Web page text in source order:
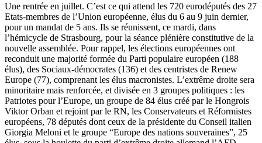
Une rentrée en juillet. C’est ce qui attend les 720 eurodéputés des 27
Etats-membres de l’Union européenne, élus du 6 au 9 juin dernier,
pour un mandat de 5 ans. Ils se réunissent, ce mardi, dans
l’hémicycle de Strasbourg, pour la séance plénière constitutive de la
nouvelle assemblée. Pour rappel, les élections européennes ont
reconduit une majorité formée du Parti populaire européen (188
élus), des Sociaux-démocrates (136) et des centristes de Renew
Europe (77), comprenant les élus macronistes. L’extrême droite sera
minoritaire mais renforcée, et divisée en 3 groupes politiques : les
Patriotes pour l’Europe, un groupe de 84 élus créé par le Hongrois
Viktor Orban et rejoint par le RN, les Conservateurs et Réformistes
européens, 78 députés dont ceux de la présidente du Conseil italien
Giorgia Meloni et le groupe “Europe des nations souveraines”, 25